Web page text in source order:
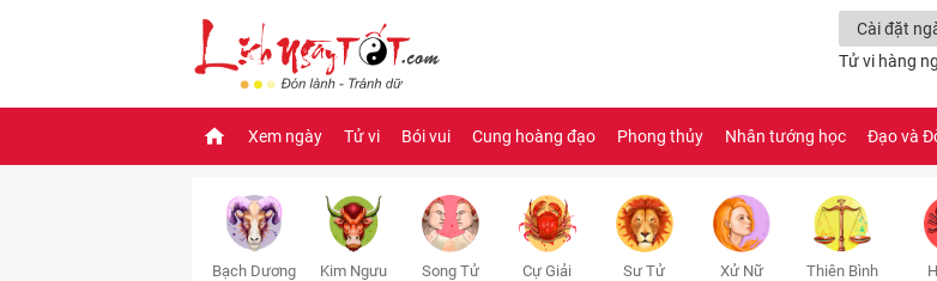
Cài đặt
Tử vi hàng
Xem ngày Tử vi Bói vui Cung hoàng đạo Phong thủy Nhân tướng học Đạo và
Bạch Dương Kim Ngưu Song Tử Cự Giải Sư Tử Xử Nữ Thiên Bình